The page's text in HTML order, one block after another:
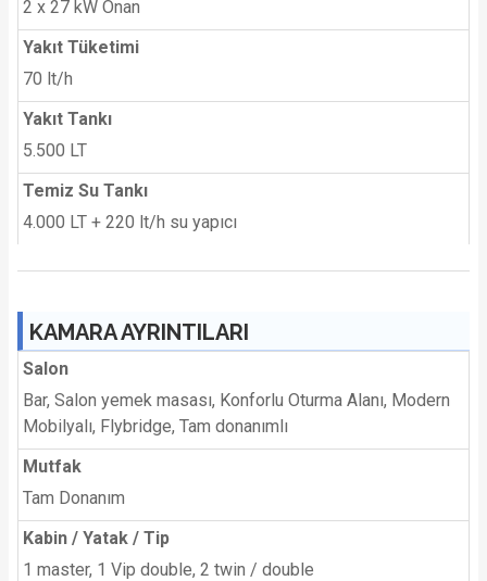
2 x 27 kW Onan
Yakıt Tüketimi
70 lt/h
Yakıt Tankı
5.500 LT
Temiz Su Tankı
4.000 LT + 220 lt/h su yapıcı
KAMARA AYRINTILARI
Salon
Bar, Salon yemek masası, Konforlu Oturma Alanı, Modern
Mobilyalı, Flybridge, Tam donanımlı
Mutfak
Tam Donanım
Kabin / Yatak / Tip
1 master, 1 Vip double, 2 twin / double